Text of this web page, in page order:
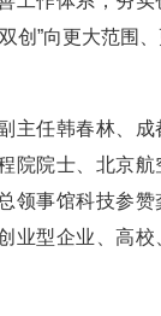
创”向更大范围
主任韩春林、
院院士、北京
领事馆科技参赞
业型企业、高